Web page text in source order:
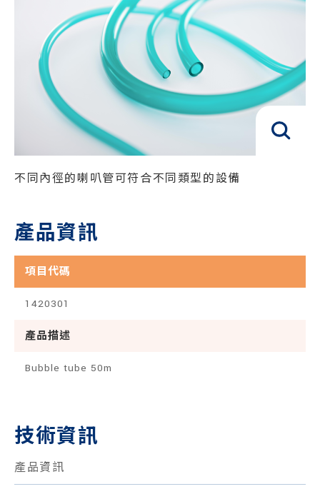
不同內徑的喇叭管可符合不同類型的設備
產品資訊
項目代碼
1420301
產品描述
Bubble tube 50m
技術資訊
產品資訊